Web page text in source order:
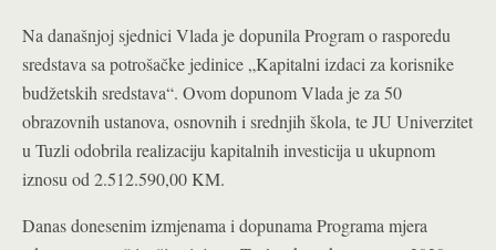
Na današnjoj sjednici Vlada je dopunila Program o rasporedu
sredstava sa potrošačke jedinice „Kapitalni izdaci za korisnike
budžetskih sredstava“. Ovom dopunom Vlada je za 50
obrazovnih ustanova, osnovnih i srednjih škola, te JU Univerzitet
u Tuzli odobrila realizaciju kapitalnih investicija u ukupnom
iznosu od 2.512.590,00 KM.
Danas donesenim izmjenama i dopunama Programa mjera